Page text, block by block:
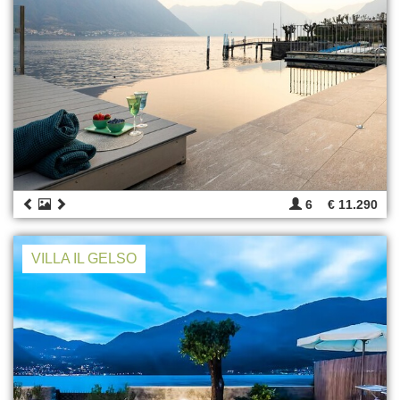
6 € 11.290
VILLA IL GELSO